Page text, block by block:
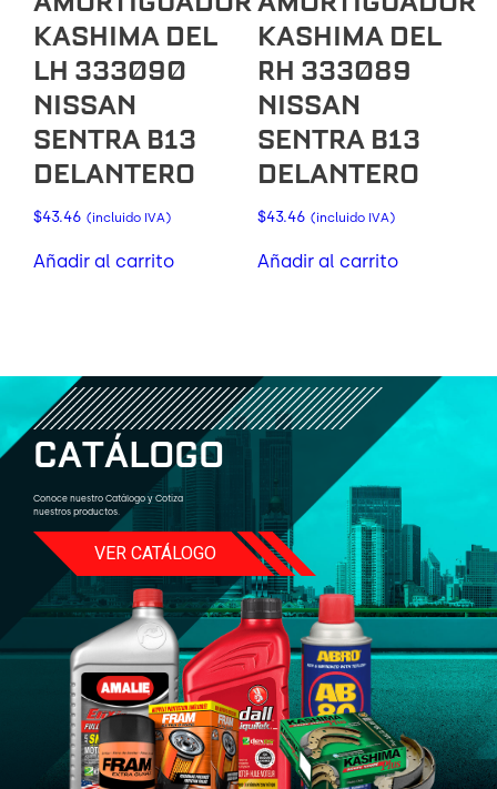
KASHIMA DEL
LH 333090
NISSAN
SENTRA B13
DELANTERO
$43.46 (incluido IVA)
Añadir al carrito
KASHIMA DEL
RH 333089
NISSAN
SENTRA B13
DELANTERO
$43.46 (incluido IVA)
Añadir al carrito
CATÁLOGO
Conoce nuestro Catálogo y Cotiza
nuestros productos.
VER CATÁLOGO